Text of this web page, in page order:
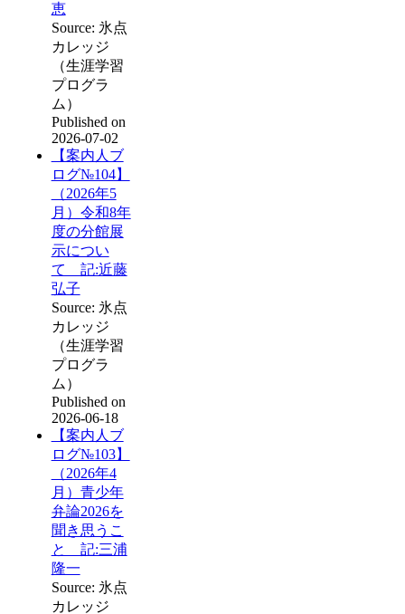
恵
Source: 氷点
カレッジ
（生涯学習
プログラ
ム）
Published on
2026-07-02
【案内人ブ
ログ№104】
（2026年5
月）令和8年
度の分館展
示につい
て 記:近藤
弘子
Source: 氷点
カレッジ
（生涯学習
プログラ
ム）
Published on
2026-06-18
【案内人ブ
ログ№103】
（2026年4
月）青少年
弁論2026を
聞き思うこ
と 記:三浦
隆一
Source: 氷点
カレッジ